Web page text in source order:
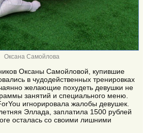
Оксана Самойлова
Оксаны Самойловой, купившие
в чудодейственных тренировках
желающие похудеть девушки не
занятий и специального меню.
игнорировала жалобы девушек.
Эллада, заплатила 1500 рублей
осталась со своими лишними